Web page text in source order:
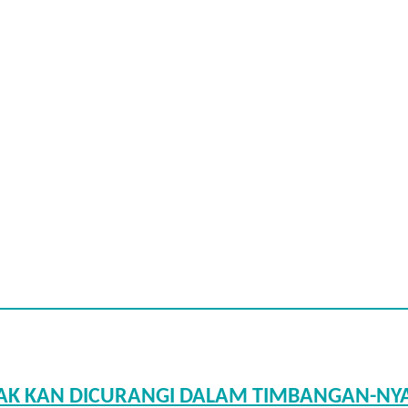
KAN DICURANGI DALAM TIMBANGAN-